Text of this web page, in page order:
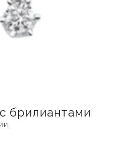
брилиантами